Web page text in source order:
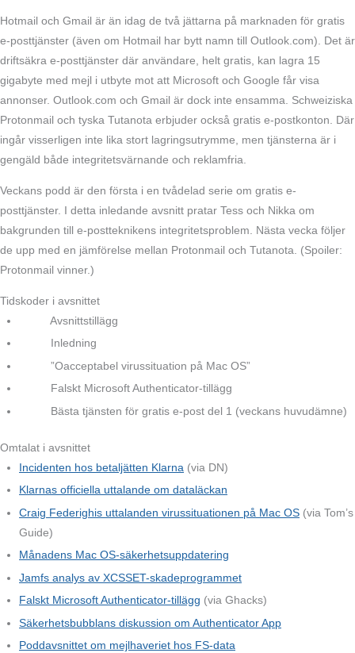
Hotmail och Gmail är än idag de två jättarna på marknaden för gratis
e-posttjänster (även om Hotmail har bytt namn till Outlook.com). Det är
driftsäkra e-posttjänster där användare, helt gratis, kan lagra 15
gigabyte med mejl i utbyte mot att Microsoft och Google får visa
annonser. Outlook.com och Gmail är dock inte ensamma. Schweiziska
Protonmail och tyska Tutanota erbjuder också gratis e-postkonton. Där
ingår visserligen inte lika stort lagringsutrymme, men tjänsterna är i
gengäld både integritetsvärnande och reklamfria.
Veckans podd är den första i en tvådelad serie om gratis e-
posttjänster. I detta inledande avsnitt pratar Tess och Nikka om
bakgrunden till e-postteknikens integritetsproblem. Nästa vecka följer
de upp med en jämförelse mellan Protonmail och Tutanota. (Spoiler:
Protonmail vinner.)
Tidskoder i avsnittet
Avsnittstillägg
Inledning
”Oacceptabel virussituation på Mac OS”
Falskt Microsoft Authenticator-tillägg
Bästa tjänsten för gratis e-post del 1 (veckans huvudämne)
Omtalat i avsnittet
Incidenten hos betaljätten Klarna (via DN)
Klarnas officiella uttalande om dataläckan
Craig Federighis uttalanden virussituationen på Mac OS (via Tom’s
Guide)
Månadens Mac OS-säkerhetsuppdatering
Jamfs analys av XCSSET-skadeprogrammet
Falskt Microsoft Authenticator-tillägg (via Ghacks)
Säkerhetsbubblans diskussion om Authenticator App
Poddavsnittet om mejlhaveriet hos FS-data